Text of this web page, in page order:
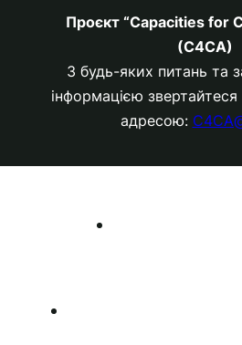
Проєкт “Capacities for
(C4CA)
З будь-яких питань та
інформацією
адресою: